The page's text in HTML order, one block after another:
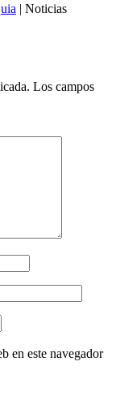
| Noticias
Los campos
en este navegador